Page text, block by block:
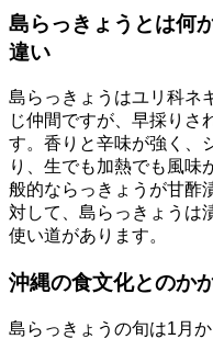
島らっきょうとは何
違い
島らっきょうはユリ科ネ
じ仲間ですが、早採りさ
す。香りと辛味が強く、
り、生でも加熱でも風味
般的ならっきょうが甘酢
対して、島らっきょうは
使い道があります。
沖縄の食文化とのか
島らっきょうの旬は1月